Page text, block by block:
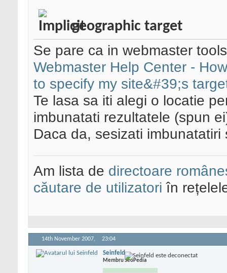
geographic target
Se pare ca in webmaster
Webmaster Help Center -
to specify my site&#39;s
Te lasa sa iti alegi o locatie
imbunatati rezultatele (spun
Daca da, sesizati
Am lista de directoare
căutare de utilizatori în
14th November 2007, 23:04
Seinfeld
Membru SeoPedia